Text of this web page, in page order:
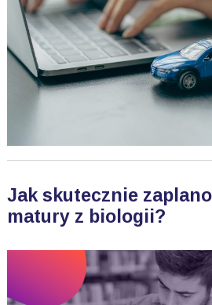
Jak skutecznie
matury z biologii?